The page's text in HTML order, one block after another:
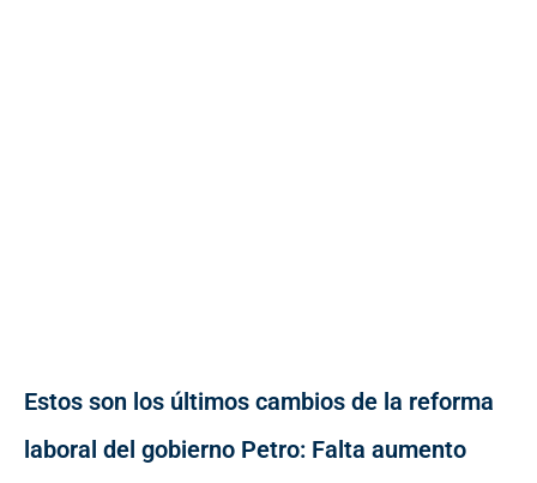
Estos son los últimos cambios de la reforma
laboral del gobierno Petro: Falta aumento